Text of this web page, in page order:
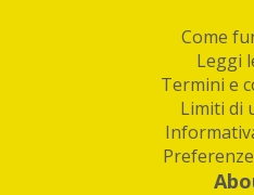
Come
Leggi
Termini e
Limiti di